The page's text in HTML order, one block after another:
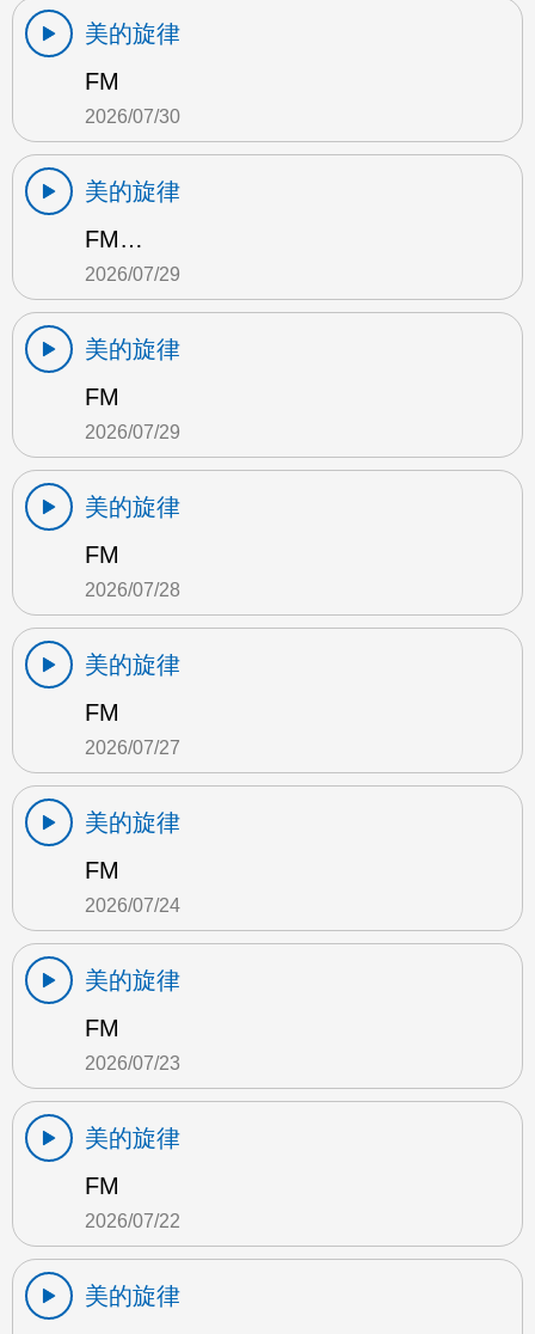
美的旋律
FM
2026/07/30
美的旋律
FM…
2026/07/29
美的旋律
FM
2026/07/29
美的旋律
FM
2026/07/28
美的旋律
FM
2026/07/27
美的旋律
FM
2026/07/24
美的旋律
FM
2026/07/23
美的旋律
FM
2026/07/22
美的旋律